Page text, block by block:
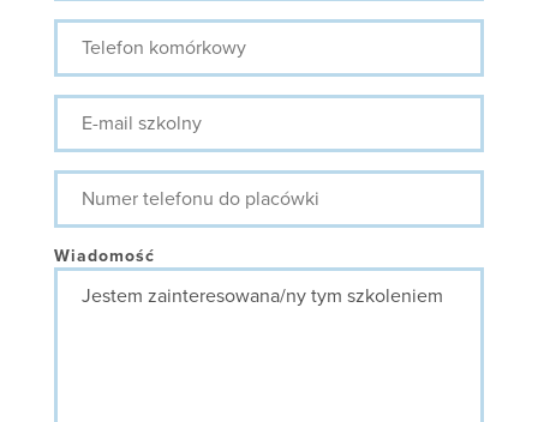
Telefon
komórkowy
E-
mail
szkolny
Numer
telefonu
do
Wiadomość